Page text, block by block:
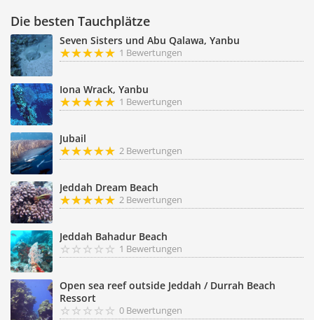
Die besten Tauchplätze
Seven Sisters und Abu Qalawa, Yanbu
1 Bewertungen
Iona Wrack, Yanbu
1 Bewertungen
Jubail
2 Bewertungen
Jeddah Dream Beach
2 Bewertungen
Jeddah Bahadur Beach
1 Bewertungen
Open sea reef outside Jeddah / Durrah Beach
Ressort
0 Bewertungen